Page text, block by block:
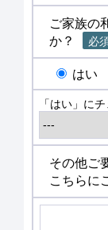
ご家族の
か？
必
はい
「はい」に
その他ご
こちらに